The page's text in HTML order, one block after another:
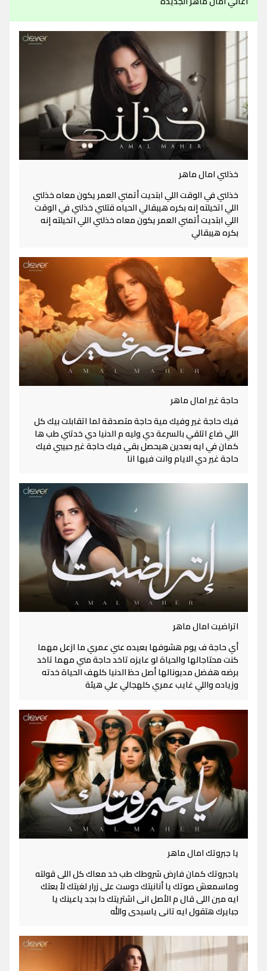
خذلني امال ماهر
خذلني في الوقت اللي ابتديت أتمني العمر يكون معاه خذلني
اللي اتخيلته إنه بكره هيبقالي الحياه قتلني خذلني في الوقت
اللي ابتديت أتمني العمر يكون معاه خذلني اللي اتخيلته إنه
بكره هيبقالي
حاجة غير امال ماهر
فيك حاجة غير وفيك مية حاجة متصدقة لما اتقابلت بيك كل
اللي ضاع اتلقي بالسرعة دي وليه م الدنيا دي خدتني طب ها
كمان في ايه بعدين هيحصل بقي فيك حاجة غير حبيبي فيك
حاجة غير دي الايام وانت فيها انا
اتراضيت امال ماهر
أي حاجة ف يوم هشوفها بعيده عني عمري ما ازعل مهما
كنت محتاجالها والحياة لو عايزه تاخد حاجة مني مهما تاخد
برضه هفضل مديونالها أصل حظ الدنيا كلهف الحياة خدته
وزياده واللي غايب عمري كلهجالي علي هيئة
يا جبروتك امال ماهر
ياجبروتك كمان فارض شروطك طب خد معاك كل اللى قولته
وماسمعش صوتك يا أنانيتك دوست على زرار لغيتك لأ بعتك
ايه مين اللى قال م الأصل انى اشتريتك دا بجد ياعينك يا
جبايرك هتقول ايه تانى ياسيدى والله